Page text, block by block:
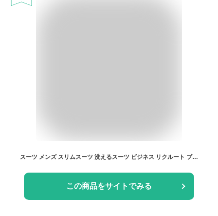
スーツ メンズ スリムスーツ 洗えるスーツ ビジネス リクルート ブラックスーツ 黒無地 オールシーズン 大きいサイズ 送料無料 卒業式 入学式 卒園式 入園式 パパ 入社式 謝恩会 二次会
この商品をサイトでみる